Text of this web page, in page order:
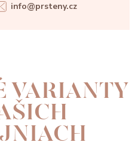
info@prsteny.cz
VARIANTY